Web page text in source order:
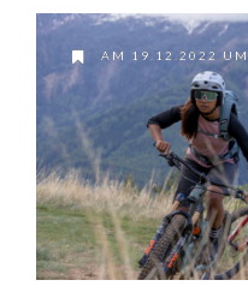
AM 19.12.2022